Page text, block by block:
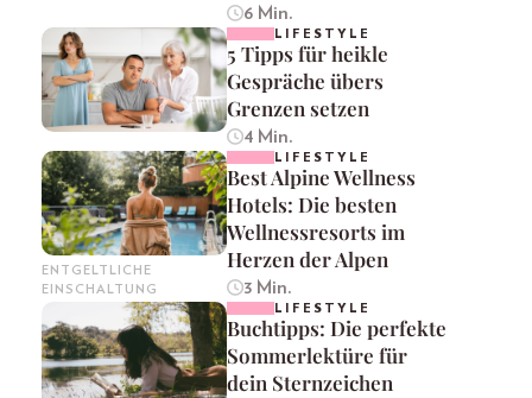
6 Min.
LIFESTYLE
5 Tipps für heikle
Gespräche übers
Grenzen setzen
4 Min.
ENTGELTLICHE
EINSCHALTUNG
LIFESTYLE
Best Alpine Wellness
Hotels: Die besten
Wellnessresorts im
Herzen der Alpen
3 Min.
LIFESTYLE
Buchtipps: Die perfekte
Sommerlektüre für
dein Sternzeichen